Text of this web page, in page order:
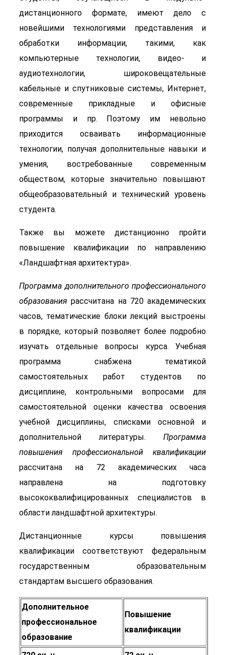
дистанционного формате, имеют дело с
новейшими технологиями представления и
обработки информации, такими, как
компьютерные технологии, видео- и
аудиотехнологии, широковещательные
кабельные и спутниковые системы, Интернет,
современные прикладные и офисные
программы и пр. Поэтому им невольно
приходится осваивать информационные
технологии, получая дополнительные навыки и
умения, востребованные современным
обществом, которые значительно повышают
общеобразовательный и технический уровень
студента.
Также вы можете дистанционно пройти
повышение квалификации по направлению
«Ландшафтная архитектура».
Программа дополнительного профессионального
образования рассчитана на 720 академических
часов, тематические блоки лекций выстроены
в порядке, который позволяет более подробно
изучать отдельные вопросы курса. Учебная
программа снабжена тематикой
самостоятельных работ студентов по
дисциплине, контрольными вопросами для
самостоятельной оценки качества освоения
учебной дисциплины, списками основной и
дополнительной литературы. Программа
повышения профессиональной квалификации
рассчитана на 72 академических часа
направлена на подготовку
высококвалифицированных специалистов в
области ландшафтной архитектуры.
Дистанционные курсы повышения
квалификации соответствуют федеральным
государственным образовательным
стандартам высшего образования.
Дополнительное
профессиональное
образование
Повышение
квалификации